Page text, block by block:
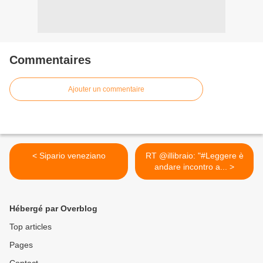
Commentaires
Ajouter un commentaire
< Sipario veneziano
RT @illibraio: "#Leggere è
andare incontro a... >
Hébergé par Overblog
Top articles
Pages